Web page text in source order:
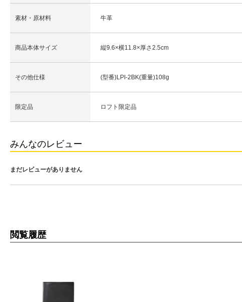
素材・原材料 牛革
商品本体サイズ 縦9.6×横11.8×厚さ2.5cm
その他仕様 (型番)LPI-2BK(重量)108g
限定品 ロフト限定品
みんなのレビュー
まだレビューがありません
閲覧履歴